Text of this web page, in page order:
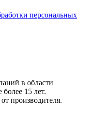
персональных
в области
15 лет.
производителя.